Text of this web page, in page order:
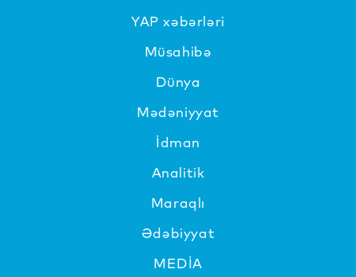
YAP xəbərləri
Müsahibə
Dünya
Mədəniyyat
İdman
Analitik
Maraqlı
Ədəbiyyat
MEDİA